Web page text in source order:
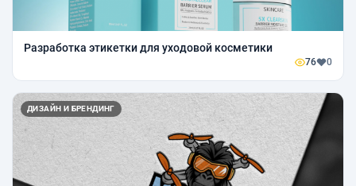
Разработка этикетки для уходовой косметики
76 0
ДИЗАЙН И БРЕНДИНГ